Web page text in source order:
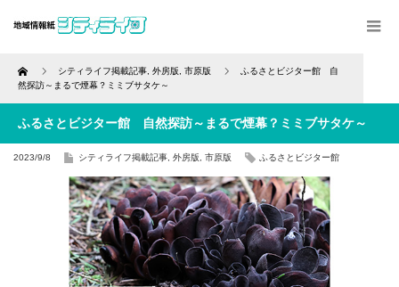
Home シティライフ掲載記事 外房版 市原版
ふるさとビジター館 自
然探訪～まるで煙幕？ミミブサタケ～
ふるさとビジター館 自然探訪～まるで煙幕？ミミブサタケ～
2023/9/8 シティライフ掲載記事 外房版 市原版 ふるさとビジター館